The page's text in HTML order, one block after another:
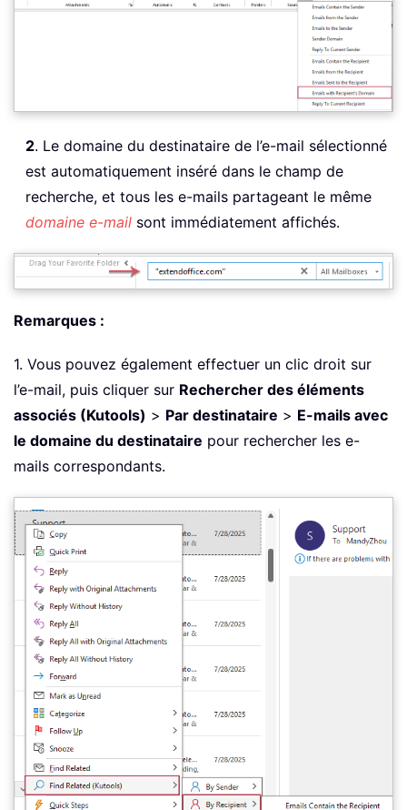
2. Le domaine du destinataire de l’e-mail sélectionné
est automatiquement inséré dans le champ de
recherche, et tous les e-mails partageant le même
domaine e-mail sont immédiatement affichés.
Remarques :
1. Vous pouvez également effectuer un clic droit sur
l’e-mail, puis cliquer sur Rechercher des éléments
associés (Kutools) > Par destinataire > E-mails avec
le domaine du destinataire pour rechercher les e-
mails correspondants.